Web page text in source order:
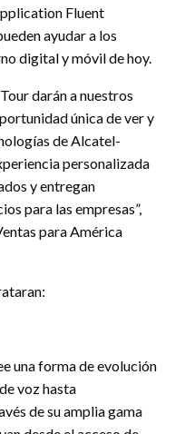
Fluent
ayudar a los
digital y móvil de hoy.
darán a nuestros
única de ver y
de Alcatel-
personalizada
y entregan
para las empresas”,
para América
una forma de evolución
voz hasta
de su amplia gama